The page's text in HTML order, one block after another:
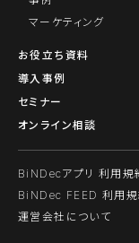
マーケティング
お役立ち資料
導入事例
セミナー
オンライン相談
BiNDecアプリ 利用規
BiNDec FEED 利用規
運営会社について